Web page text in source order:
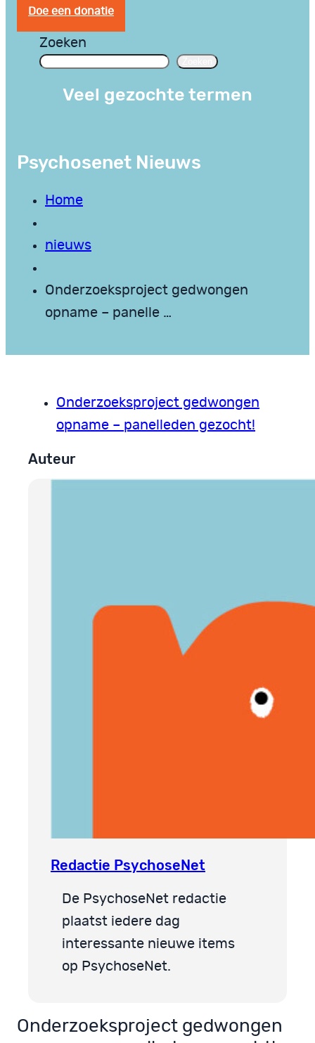
Doe een donatie
Zoeken
Veel gezochte termen
Psychosenet Nieuws
Home
nieuws
Onderzoeksproject gedwongen
opname – panelle …
Onderzoeksproject gedwongen
opname – panelleden gezocht!
Auteur
Redactie PsychoseNet
De PsychoseNet redactie
plaatst iedere dag
interessante nieuwe items
op PsychoseNet.
Onderzoeksproject gedwongen